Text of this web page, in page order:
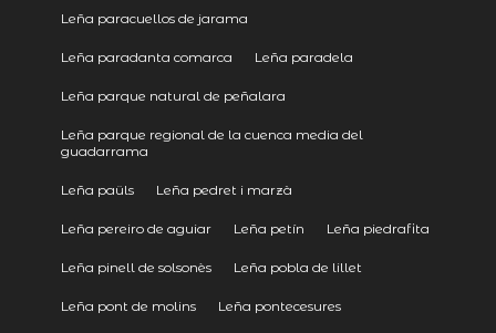
Leña paracuellos de jarama
Leña paradanta comarca Leña paradela
Leña parque natural de peñalara
Leña parque regional de la cuenca media del
guadarrama
Leña paüls Leña pedret i marzà
Leña pereiro de aguiar Leña petín Leña piedrafita
Leña pinell de solsonès Leña pobla de lillet
Leña pont de molins Leña pontecesures